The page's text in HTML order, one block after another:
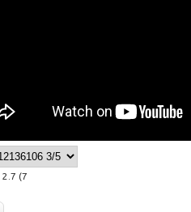
2.7 (7